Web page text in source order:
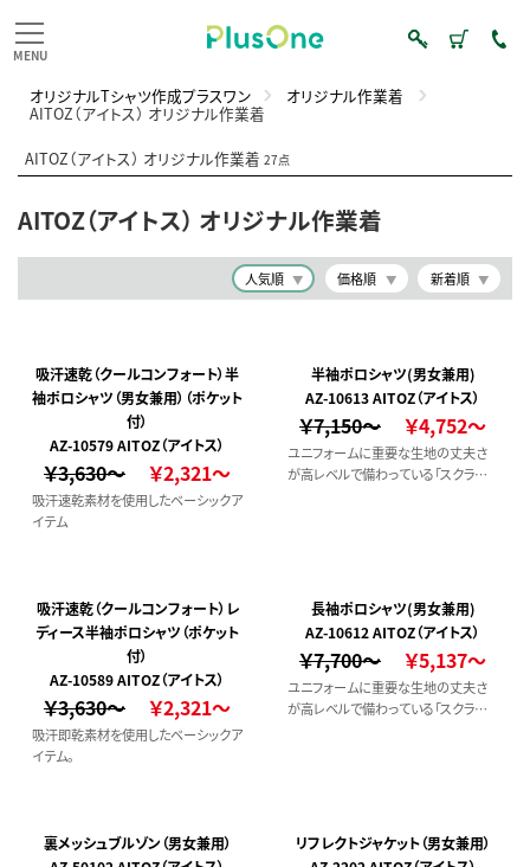
オリジナルTシャツ作成プラスワン オリジナル作業着
AITOZ（アイトス） オリジナル作業着
AITOZ（アイトス） オリジナル作業着27点
AITOZ（アイトス） オリジナル作業着
人気順 価格順 新着順
吸汗速乾（クールコンフォート）半
袖ポロシャツ（男女兼用）（ポケット
付）
AZ-10579 AITOZ（アイトス）
￥3,630～ ￥2,321～
吸汗速乾素材を使用したベーシックア
イテム
半袖ポロシャツ(男女兼用)
AZ-10613 AITOZ（アイトス）
￥7,150～ ￥4,752～
ユニフォームに重要な生地の丈夫さ
が高レベルで備わっている「スクラムテ
吸汗速乾（クールコンフォート）レ
ディース半袖ポロシャツ（ポケット
付）
AZ-10589 AITOZ（アイトス）
￥3,630～ ￥2,321～
吸汗即乾素材を使用したベーシックア
イテム。
長袖ポロシャツ(男女兼用)
AZ-10612 AITOZ（アイトス）
￥7,700～ ￥5,137～
ユニフォームに重要な生地の丈夫さ
が高レベルで備わっている「スクラムテ
裏メッシュブルゾン（男女兼用）
リフレクトジャケット（男女兼用）